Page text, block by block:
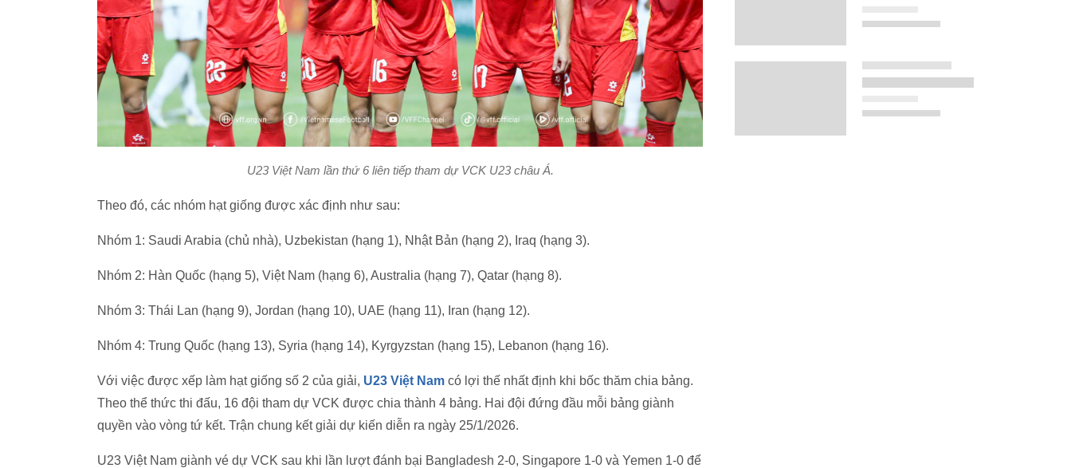
U23 Việt Nam lần thứ 6 liên tiếp tham dự VCK U23 châu Á.
Theo đó, các nhóm hạt giống được xác định như sau:
Nhóm 1: Saudi Arabia (chủ nhà), Uzbekistan (hạng 1), Nhật Bản (hạng 2), Iraq (hạng 3).
Nhóm 2: Hàn Quốc (hạng 5), Việt Nam (hạng 6), Australia (hạng 7), Qatar (hạng 8).
Nhóm 3: Thái Lan (hạng 9), Jordan (hạng 10), UAE (hạng 11), Iran (hạng 12).
Nhóm 4: Trung Quốc (hạng 13), Syria (hạng 14), Kyrgyzstan (hạng 15), Lebanon (hạng 16).
Với việc được xếp làm hạt giống số 2 của giải, U23 Việt Nam có lợi thế nhất định khi bốc thăm chia bảng.
Theo thể thức thi đấu, 16 đội tham dự VCK được chia thành 4 bảng. Hai đội đứng đầu mỗi bảng giành
quyền vào vòng tứ kết. Trận chung kết giải dự kiến diễn ra ngày 25/1/2026.
U23 Việt Nam giành vé dự VCK sau khi lần lượt đánh bại Bangladesh 2-0, Singapore 1-0 và Yemen 1-0 để